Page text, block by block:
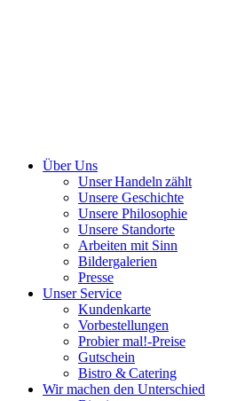
Über Uns
Unser Handeln zählt
Unsere Geschichte
Unsere Philosophie
Unsere Standorte
Arbeiten mit Sinn
Bildergalerien
Presse
Unser Service
Kundenkarte
Vorbestellungen
Probier mal!-Preise
Gutschein
Bistro & Catering
Wir machen den Unterschied